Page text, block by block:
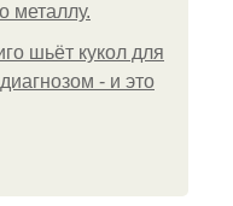
металлу.
шьёт кукол для
- и это